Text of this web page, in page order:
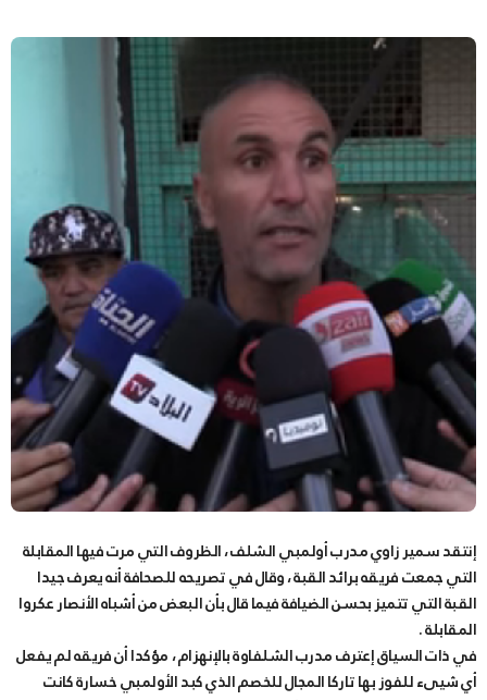
إنتقد سمير زاوي مدرب أولمبي الشلف ، الظروف التي مرت فيها المقابلة
التي جمعت فريقه برائد القبة ، وقال في تصريحه للصحافة أنه يعرف جيدا
القبة التي تتميز بحسن الضيافة فيما قال بأن البعض من أشباه الأنصار عكروا
المقابلة .
في ذات السياق إعترف مدرب الشلفاوة بالإنهزام ، مؤكدا أن فريقه لم يفعل
أي شيىء للفوز بها تاركا المجال للخصم الذي كبد الأولمبي خسارة كانت